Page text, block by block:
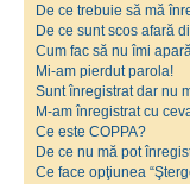
De ce trebuie să mă
De ce sunt scos afară
Cum fac să nu îmi
Mi-am pierdut parola!
Sunt înregistrat dar nu
M-am înregistrat cu
Ce este COPPA?
De ce nu mă pot
Ce face opţiunea